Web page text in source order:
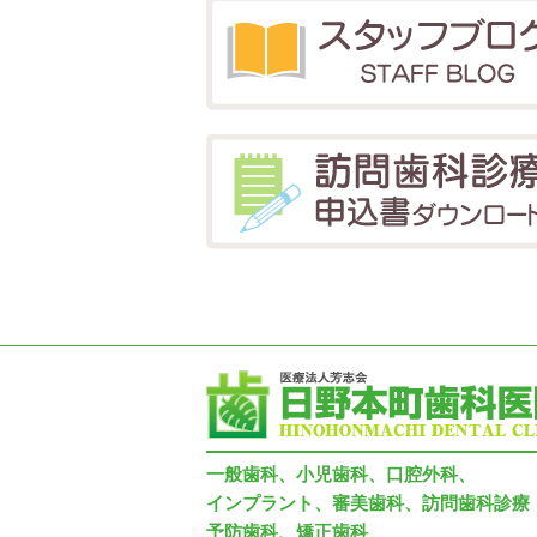
一般歯科、小児歯科、口腔外科、
インプラント、審美歯科、訪問歯科診療
予防歯科、矯正歯科